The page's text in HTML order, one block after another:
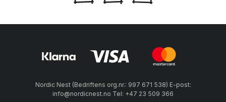
Nordic Nest (Bedriftens org.nr.: 997 671 538) E-post:
info@nordicnest.no Tel: +47 23 509 366